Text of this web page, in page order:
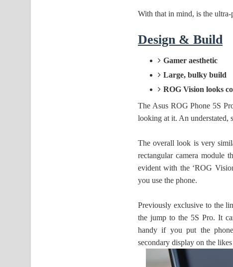
With that in mind, is the
Design & Build
Gamer aesthetic
Large, bulky build
ROG Vision looks
The Asus ROG Phone 5S
looking at it. An understated,
The overall look is very
rectangular camera module
evident with the ‘ROG
you use the phone.
Previously exclusive to the
the jump to the 5S Pro. It
handy if you put the
secondary display on the